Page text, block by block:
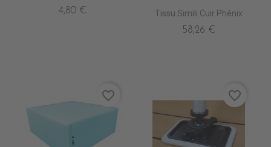
4,80 €
Tissu Simili Cuir Phénix
58,26 €
favorite_border favorite_border